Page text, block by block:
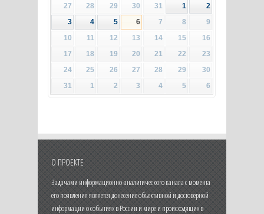
27 28 29 30 31 1
2
3
4 5 6 7 8
9
10
11 12 13 14 15
16
17
18 19 20 21 22
23
24
25 26 27 28 29
30
31
1 2 3 4 5 6
О ПРОЕКТЕ
Задачами информационно-аналитического канала с момента
его появления является донесение объективной и достоверной
информации о событиях в России и мире и происходящих в